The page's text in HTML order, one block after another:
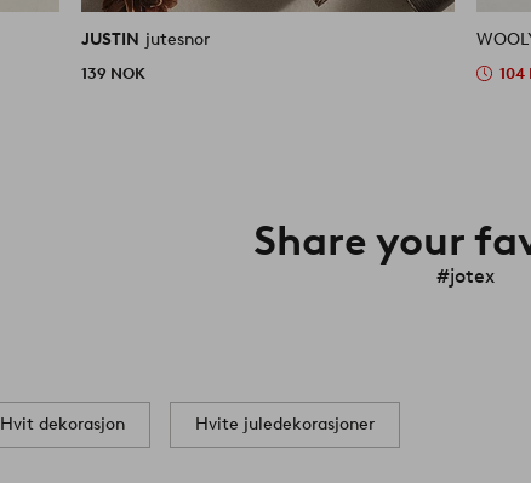
JUSTIN jutesnor
139 NOK 104
Share your
#jotex
Hvit dekorasjon Hvite juledekorasjoner